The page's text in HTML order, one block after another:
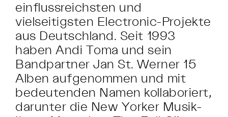
einflussreichsten und
vielseitigsten Electronic-Projekte
aus Deutschland. Seit 1993
haben Andi Toma und sein
Bandpartner Jan St. Werner 15
Alben aufgenommen und mit
bedeutenden Namen kollaboriert,
darunter die New Yorker Musik-